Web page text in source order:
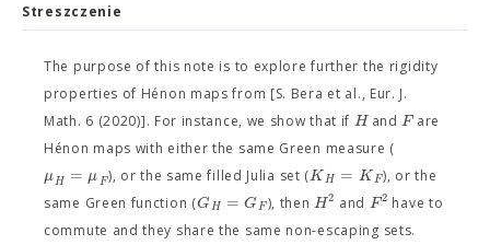
Streszczenie
The purpose of this note is to explore further the rigidity
properties of Hénon maps from [S. Bera et al., Eur. J.
Math. 6 (2020)]. For instance, we show that if HandFare
Hénon maps with either the same Green measure (
μH = μF), or the same filled Julia set (KH = KF), or the
same Green function (GH = GF), thenH2 and F2 have to
commute and they share the same non-escaping sets.